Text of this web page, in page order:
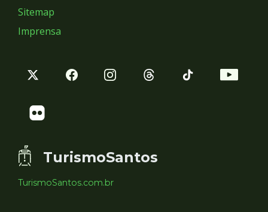
Sitemap
Imprensa
TurismoSantos
TurismoSantos.com.br